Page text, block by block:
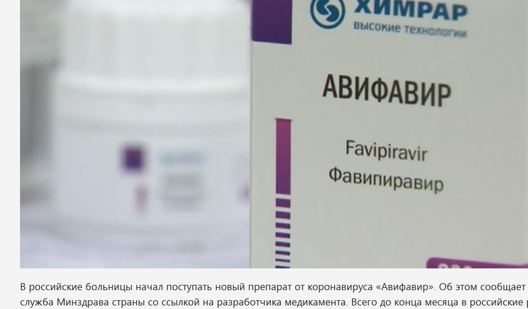
В российские больницы начал поступать новый препарат от коронавируса «Авифавир». Об этом
служба Минздрава страны со ссылкой на разработчика медикамента. Всего до конца месяца в российские